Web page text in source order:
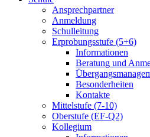
Ansprechpartner
Anmeldung
Schulleitung
Erprobungsstufe (5+6)
Informationen
Beratung und
Besonderheiten
Kontakte
Mittelstufe (7-10)
Oberstufe (EF-Q2)
Kollegium